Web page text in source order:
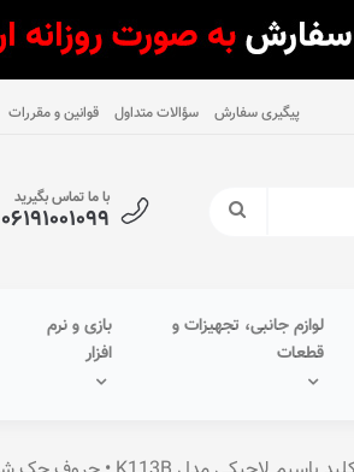
پیگیری سفارش سؤالات متداول قوانین و مقررات
با ما تماس بگیرید
۰۶۱۹۱۰۰۱۰۹۹
لوازم جانبی، تجهیزات و
قطعات
بازی و نرم
افزار